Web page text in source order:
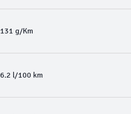
131 g/Km
6.2 l/100 km